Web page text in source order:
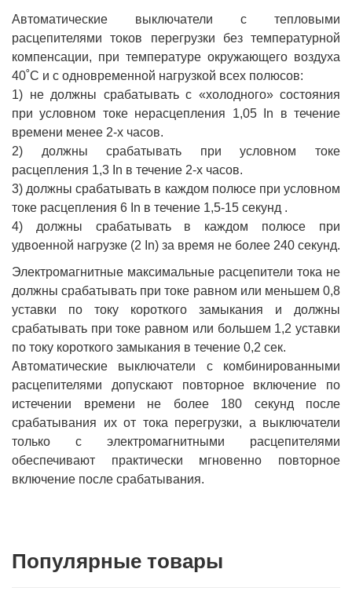
Автоматические выключатели с тепловыми
расцепителями токов перегрузки без температурной
компенсации, при температуре окружающего воздуха
40˚С и с одновременной нагрузкой всех полюсов:
1) не должны срабатывать с «холодного» состояния
при условном токе нерасцепления 1,05 In в течение
времени менее 2-х часов.
2) должны срабатывать при условном токе
расцепления 1,3 In в течение 2-х часов.
3) должны срабатывать в каждом полюсе при условном
токе расцепления 6 In в течение 1,5-15 секунд .
4) должны срабатывать в каждом полюсе при
удвоенной нагрузке (2 In) за время не более 240 секунд.
Электромагнитные максимальные расцепители тока не
должны срабатывать при токе равном или меньшем 0,8
уставки по току короткого замыкания и должны
срабатывать при токе равном или большем 1,2 уставки
по току короткого замыкания в течение 0,2 сек.
Автоматические выключатели с комбинированными
расцепителями допускают повторное включение по
истечении времени не более 180 секунд после
срабатывания их от тока перегрузки, а выключатели
только с электромагнитными расцепителями
обеспечивают практически мгновенно повторное
включение после срабатывания.
Популярные товары